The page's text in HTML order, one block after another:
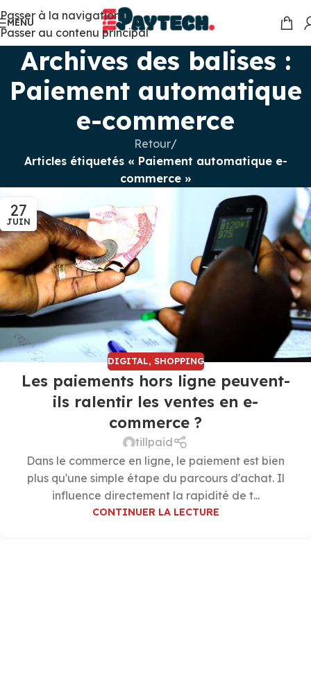
Passer à la navigation
Passer au contenu principal
MENU
Archives des balises :
Paiement automatique
e-commerce
Retour/
Articles étiquetés « Paiement automatique e-
commerce »
27
JUIN
DIGITAL, SHOPPING
Les paiements hors ligne peuvent-
ils ralentir les ventes en e-
commerce ?
tillpaid
Dans le commerce en ligne, le paiement est bien
plus qu'une simple étape du parcours d'achat. Il
influence directement la rapidité de t...
CONTINUER LA LECTURE